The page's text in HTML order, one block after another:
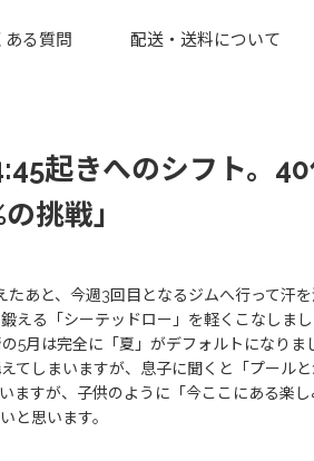
ある質問 配送・送料について
起きへのシフト。
挑戦」
あと、今週3回目となるジムへ行って汗
える「シーテッドロー」を軽くこなしまし
5月は完全に「夏」がデフォルトになり
てしまいますが、息子に聞くと「プール
ますが、子供のように「今ここにある楽
と思います。